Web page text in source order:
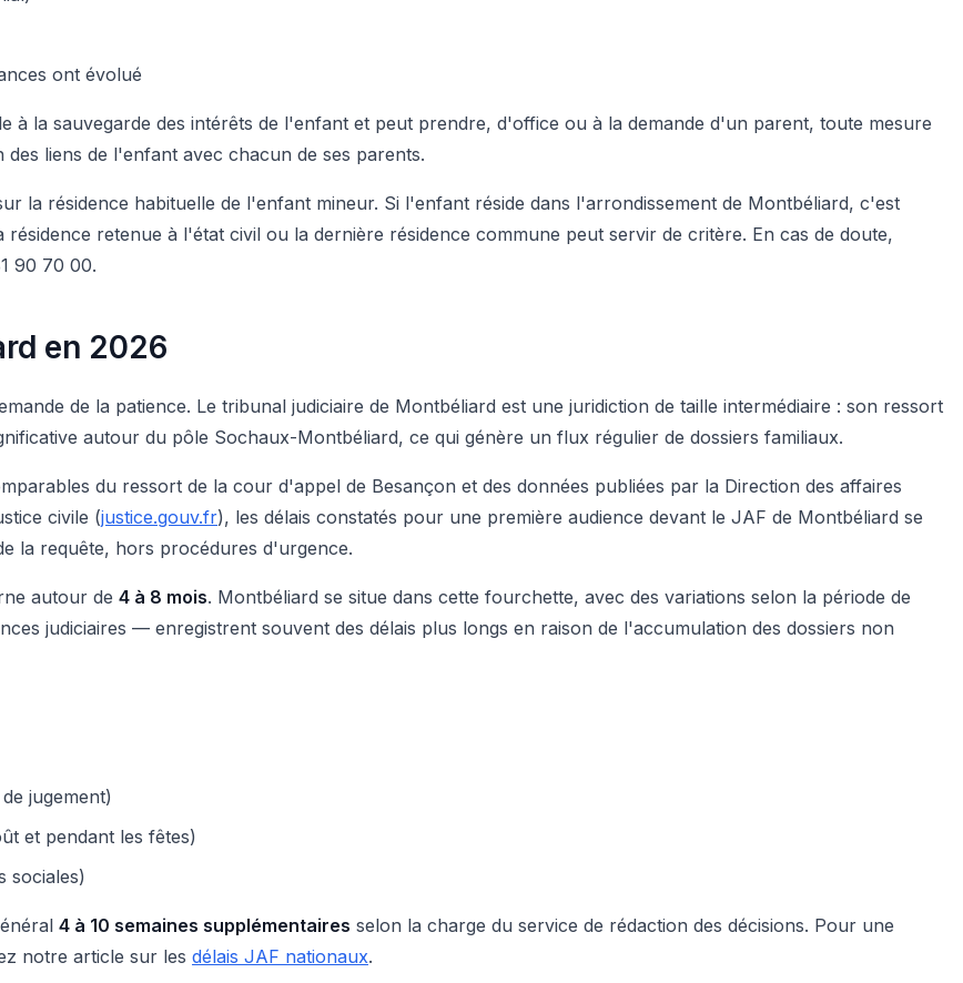
ont évolué
à la sauvegarde des intérêts de l'enfant et peut prendre, d'office ou à la demande d'un parent, toute mesure
liens de l'enfant avec chacun de ses parents.
la résidence habituelle de l'enfant mineur. Si l'enfant réside dans l'arrondissement de Montbéliard, c'est
résidence retenue à l'état civil ou la dernière résidence commune peut servir de critère. En cas de doute,
90 70 00.
en 2026
de la patience. Le tribunal judiciaire de Montbéliard est une juridiction de taille intermédiaire : son ressort
autour du pôle Sochaux-Montbéliard, ce qui génère un flux régulier de dossiers familiaux.
du ressort de la cour d'appel de Besançon et des données publiées par la Direction des affaires
civile (justice.gouv.fr), les délais constatés pour une première audience devant le JAF de Montbéliard se
la requête, hors procédures d'urgence.
autour de 4 à 8 mois. Montbéliard se situe dans cette fourchette, avec des variations selon la période de
judiciaires — enregistrent souvent des délais plus longs en raison de l'accumulation des dossiers non
jugement)
et pendant les fêtes)
sociales)
4 à 10 semaines supplémentaires selon la charge du service de rédaction des décisions. Pour une
notre article sur les délais JAF nationaux.